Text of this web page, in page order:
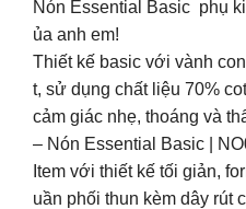
Nón Essential Basic phụ
ủa anh em!
Thiết kế basic với vành
t, sử dụng chất liệu 70%
cảm giác nhẹ, thoáng và
– Nón Essential Basic |
Item với thiết kế tối giản,
uần phối thun kèm dây rút